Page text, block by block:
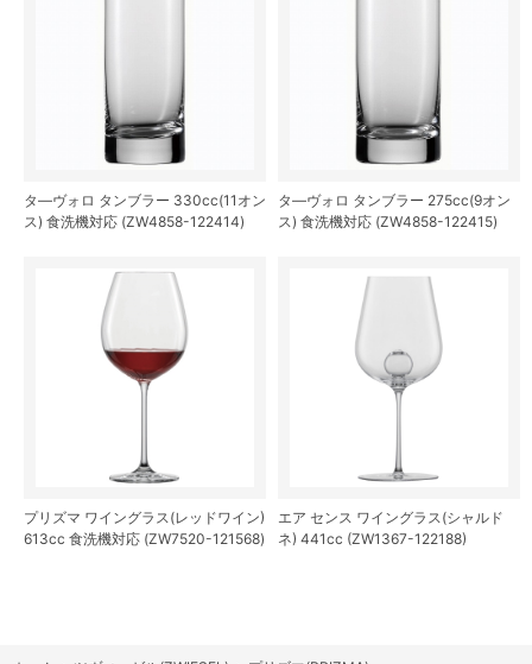
タ―ヴォロ タンブラー 330cc(11オン
ス) 食洗機対応 (ZW4858-122414)
タ―ヴォロ タンブラー 275cc(9オン
ス) 食洗機対応 (ZW4858-122415)
プリズマ ワイングラス(レッドワイン)
613cc 食洗機対応 (ZW7520-121568)
エア センス ワイングラス(シャルド
ネ) 441cc (ZW1367-122188)